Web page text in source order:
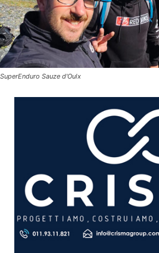
SuperEnduro Sauze d'Oulx